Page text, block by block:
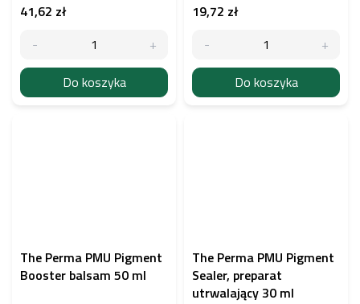
41,62 zł
Do koszyka
19,72 zł
Do koszyka
The Perma PMU Pigment
Booster balsam 50 ml
The Perma PMU Pigment
Sealer, preparat
utrwalający 30 ml